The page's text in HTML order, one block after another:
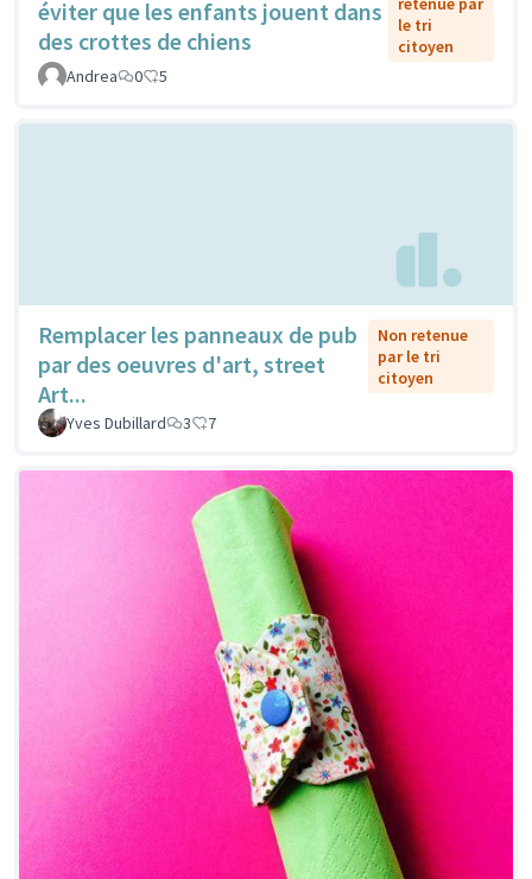
éviter que les enfants jouent dans
des crottes de chiens
le tri
citoyen
Andrea
0 5
Remplacer les panneaux de pub
par des oeuvres d'art, street
Art...
Non retenue
par le tri
citoyen
Yves Dubillard 3 7